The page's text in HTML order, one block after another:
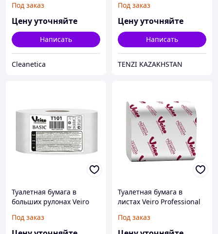
Под заказ
Цену уточняйте
Написать
Cleanetica
Под заказ
Цену уточняйте
Написать
TENZI KAZAKHSTAN
Туалетная бумага в
больших рулонах Veiro
Под заказ
Туалетная бумага в
листах Veiro Professional
Под заказ